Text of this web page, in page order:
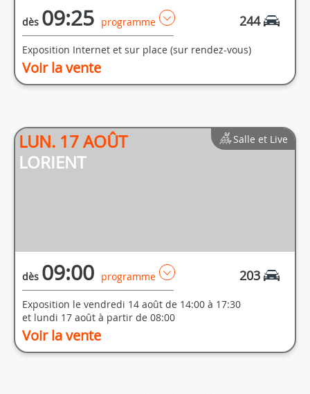
dès 09:25 programme 244
Exposition Internet et sur place (sur rendez-vous)
Voir la vente
LUN. 17 AOÛT
LORIENT
Salle et Live
dès 09:00 programme 203
Exposition le vendredi 14 août de 14:00 à 17:30
et lundi 17 août à partir de 08:00
Voir la vente